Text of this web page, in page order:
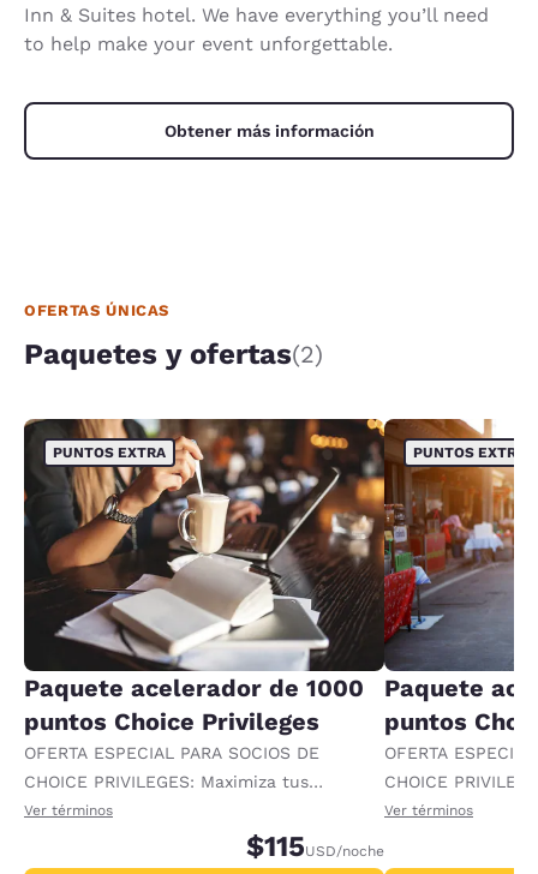
Inn & Suites hotel. We have everything you’ll need
to help make your event unforgettable.
Obtener más información
OFERTAS ÚNICAS
Paquetes y ofertas(2)
PUNTOS EXTRA
Paquete acelerador de 1000
puntos Choice Privileges
OFERTA ESPECIAL PARA SOCIOS DE
CHOICE PRIVILEGES: Maximiza tus
recompensas al recibir 1000 puntos
Ver términos
$115USD/noche
PUNTOS EXTRA
Paquete
puntos
OFERTA
CHOICE
recompensas al
Ver términos